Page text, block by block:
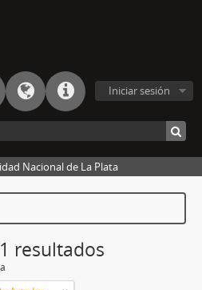
Iniciar sesión
Nacional de La Plata
resultados